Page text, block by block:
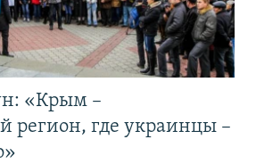
«Крым –
регион, где украинцы –